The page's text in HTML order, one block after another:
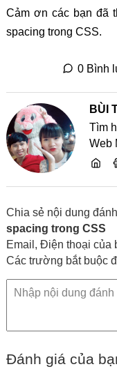
Cảm ơn các bạn đã
spacing trong CSS.
0 Bình
BÙI
Tìm
Web
lĩnh
Chia sẻ nội dung
spacing trong CSS
Email, Điện thoại của
Các trường bắt buộc
Đánh giá của